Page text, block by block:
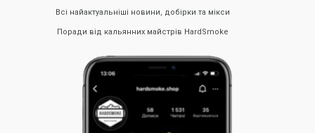
Всі найактуальніші новини, добірки та мікси
Поради від кальянних майстрів HardSmoke